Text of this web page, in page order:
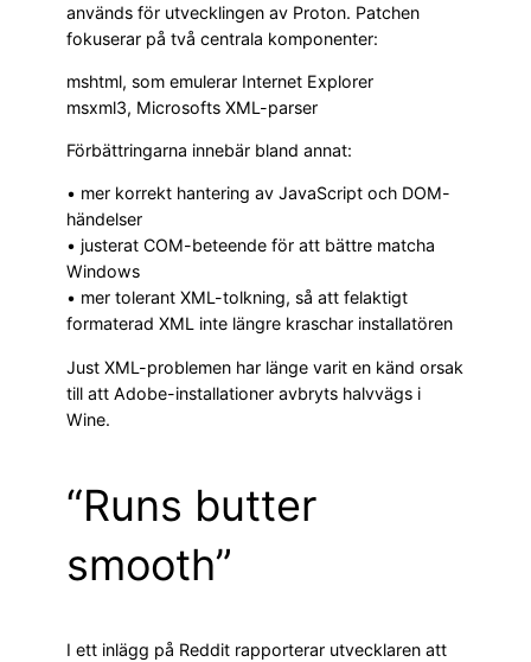
används för utvecklingen av Proton. Patchen
fokuserar på två centrala komponenter:
mshtml, som emulerar Internet Explorer
msxml3, Microsofts XML-parser
Förbättringarna innebär bland annat:
• mer korrekt hantering av JavaScript och DOM-
händelser
• justerat COM-beteende för att bättre matcha
Windows
• mer tolerant XML-tolkning, så att felaktigt
formaterad XML inte längre kraschar installatören
Just XML-problemen har länge varit en känd orsak
till att Adobe-installationer avbryts halvvägs i
Wine.
“Runs butter
smooth”
I ett inlägg på Reddit rapporterar utvecklaren att